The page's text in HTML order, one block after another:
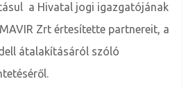
a Hivatal jogi igazgatójának
Zrt értesítette partnereit, a
átalakításáról szóló